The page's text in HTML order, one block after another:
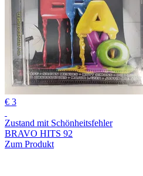
€ 3
Zustand mit Schönheitsfehler
BRAVO HITS 92
Zum Produkt